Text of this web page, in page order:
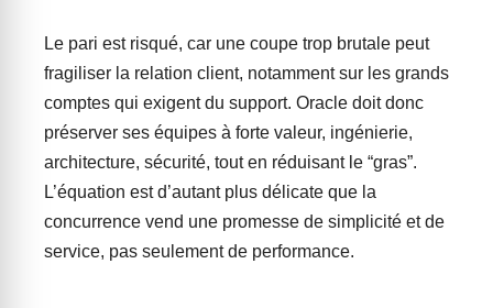
Le pari est risqué, car une coupe trop brutale peut
fragiliser la relation client, notamment sur les grands
comptes qui exigent du support. Oracle doit donc
préserver ses équipes à forte valeur, ingénierie,
architecture, sécurité, tout en réduisant le “gras”.
L’équation est d’autant plus délicate que la
concurrence vend une promesse de simplicité et de
service, pas seulement de performance.